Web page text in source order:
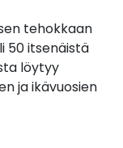
tehokkaan
50 itsenäistä
löytyy
ja ikävuosien